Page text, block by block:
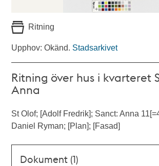
Ritning
Upphov: Okänd. Stadsarkivet
Ritning över hus i kvarteret
Anna
St Olof; [Adolf Fredrik]; Sanct: Anna
Daniel Ryman; [Plan]; [Fasad]
Dokument (1)